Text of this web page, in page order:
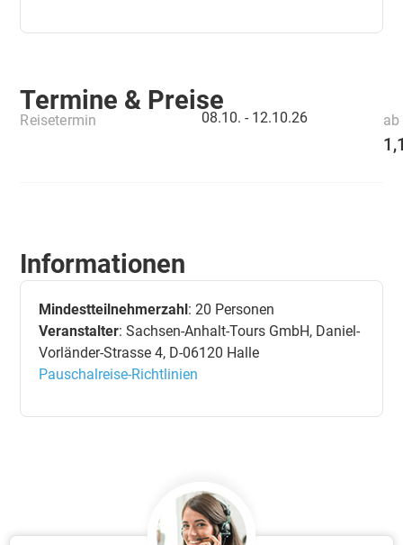
Termine & Preise
Reisetermin 08.10. - 12.10.26 ab
Informationen
Mindestteilnehmerzahl: 20 Personen
Veranstalter: Sachsen-Anhalt-Tours GmbH, Daniel-
Vorländer-Strasse 4, D-06120 Halle
Pauschalreise-Richtlinien